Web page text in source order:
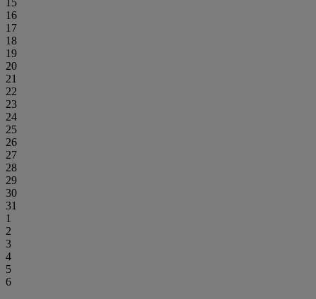
15
16
17
18
19
20
21
22
23
24
25
26
27
28
29
30
31
1
2
3
4
5
6